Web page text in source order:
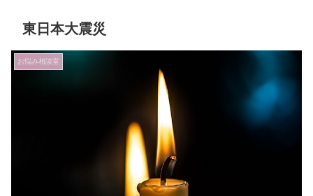
東日本大震災
お悩み相談室